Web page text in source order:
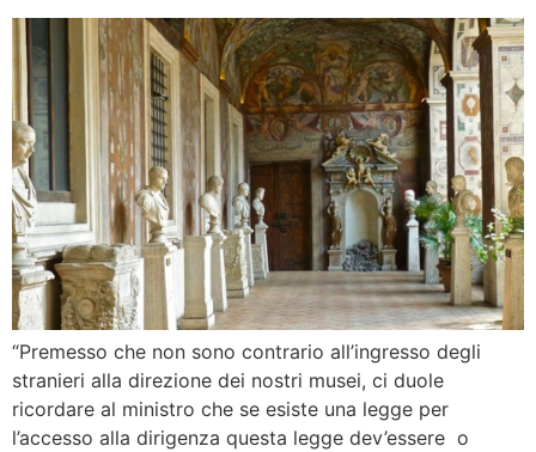
“Premesso che non sono contrario all’ingresso degli
stranieri alla direzione dei nostri musei, ci duole
ricordare al ministro che se esiste una legge per
l’accesso alla dirigenza questa legge dev’essere o